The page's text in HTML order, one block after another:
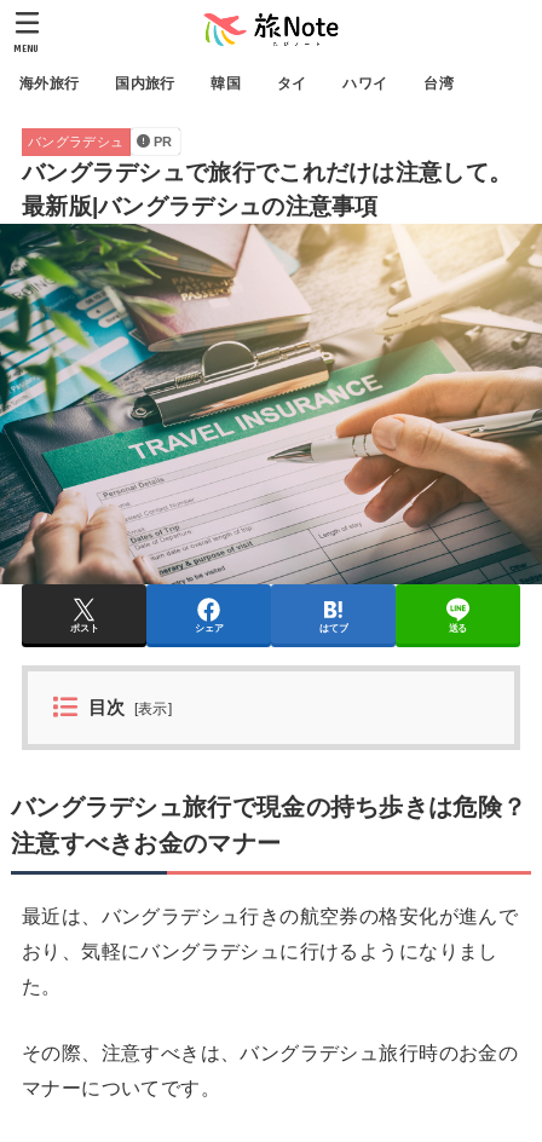
海外旅行 国内旅行 韓国 タイ ハワイ 台湾
MENU
バングラデシュ PR
バングラデシュで旅行でこれだけは注意して。
最新版|バングラデシュの注意事項
ポスト シェア はてブ 送る
目次 [表示]
バングラデシュ旅行で現金の持ち歩きは危険？
注意すべきお金のマナー
最近は、バングラデシュ行きの航空券の格安化が進んで
おり、気軽にバングラデシュに行けるようになりまし
た。
その際、注意すべきは、バングラデシュ旅行時のお金の
マナーについてです。